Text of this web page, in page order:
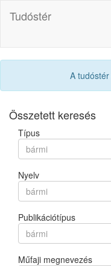
Tudóstér
A tudóstér
Összetett keresés
Típus
bármi
Nyelv
bármi
Publikációtípus
bármi
Műfaji megnevezés